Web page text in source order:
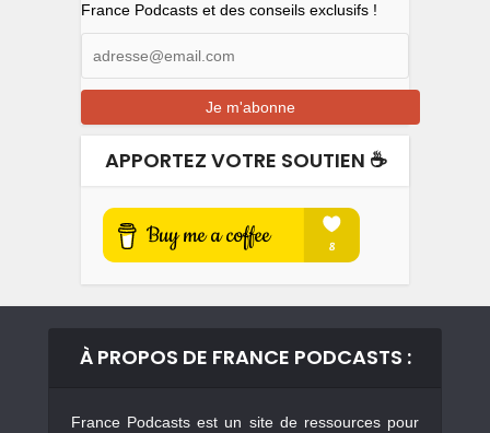
France Podcasts et des conseils exclusifs !
APPORTEZ VOTRE SOUTIEN ☕️
À PROPOS DE FRANCE PODCASTS :
France Podcasts est un site de ressources pour